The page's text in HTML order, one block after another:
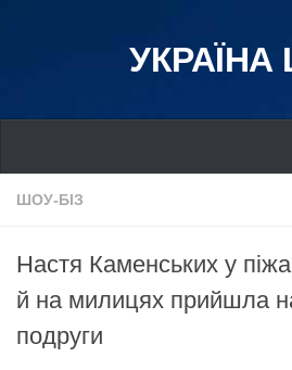
УКРАЇНА
Україна
Дніпро
Львів
Івано-Франківськ
ШОУ-БІЗ
Настя Каменських у
й на милицях прийшла
подруги